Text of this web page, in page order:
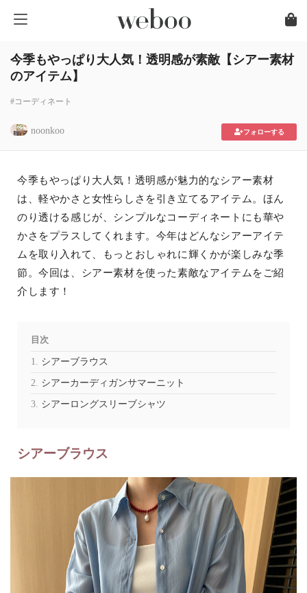
今季もやっぱり大人気！透明感が素敵【シアー素材
のアイテム】
#コーディネート
noonkoo フォローする
今季もやっぱり大人気！透明感が魅力的なシアー素材
は、軽やかさと女性らしさを引き立てるアイテム。ほん
のり透ける感じが、シンプルなコーディネートにも華や
かさをプラスしてくれます。今年はどんなシアーアイテ
ムを取り入れて、もっとおしゃれに輝くかが楽しみな季
節。今回は、シアー素材を使った素敵なアイテムをご紹
介します！
目次
シアーブラウス
シアーカーディガンサマーニット
シアーロングスリーブシャツ
シアーブラウス